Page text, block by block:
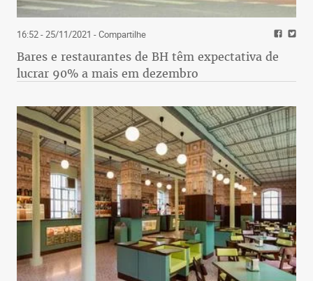
16:52 - 25/11/2021 - Compartilhe
Bares e restaurantes de BH têm expectativa de
lucrar 90% a mais em dezembro